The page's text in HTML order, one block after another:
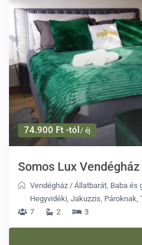
74.900 Ft -tól / éj
Somos Lux Vendégház
Vendégház /Állatbarát Baba és
Hegyvidéki ,Jakuzzis Pároknak ,
7
2 3